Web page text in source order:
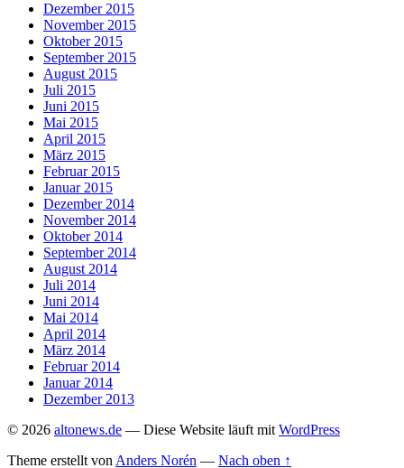
Dezember 2015
November 2015
Oktober 2015
September 2015
August 2015
Juli 2015
Juni 2015
Mai 2015
April 2015
März 2015
Februar 2015
Januar 2015
Dezember 2014
November 2014
Oktober 2014
September 2014
August 2014
Juli 2014
Juni 2014
Mai 2014
April 2014
März 2014
Februar 2014
Januar 2014
Dezember 2013
© 2026 altonews.de — Diese Website läuft mitWordPress
Theme erstellt vonAnders Norén — Nach oben ↑